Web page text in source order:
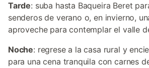
Tarde: suba hasta Baqueira Beret
senderos de verano o, en invierno,
aproveche para contemplar el valle
Noche: regrese a la casa rural y
para una cena tranquila con carnes